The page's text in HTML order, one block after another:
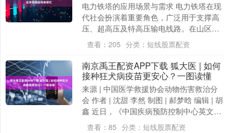
电力铁塔的应用场景与需求 电力铁塔在现
代社会扮演着重要角色，广泛用于支撑高
压、超高压及特高压输电线路。在山区，
为保障电力跨越山谷稳定输送，需要具备
高强度和抗风抗....
查看： 205 分类： 短线股票配资
南京禹王配资APP下载 狐大医 | 如何
接种狂犬病疫苗更安心？一图读懂
来源 | 中国医学救援协会动物伤害救治分
会 作者 | 沈甜 李然 制图 | 郝梦晗 编辑 | 胡
鑫 近日，《中国疾病预防控制中心英文周
报》发布《数据监测：中国狂....
查看： 85 分类： 短线股票配资